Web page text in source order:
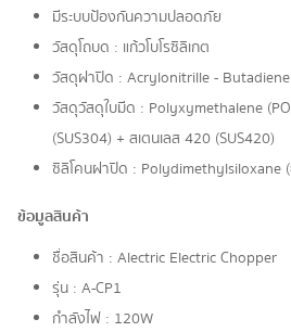
มีระบบป้องกันความปลอดภัย
วัสดุโถบด : แก้วโบโรซิลิเกต
วัสดุฝาปิด : Acrylonitrille - Butadiene
วัสดุวัสดุใบมีด : Polyxymethalene
(SUS304) + สเตนเลส 420 (SUS420)
ซิลิโคนฝาปิด : Polydimethylsiloxane
ข้อมูลสินค้า
ชื่อสินค้า : Alectric Electric Chopper
รุ่น : A-CP1
กำลังไฟ : 120W